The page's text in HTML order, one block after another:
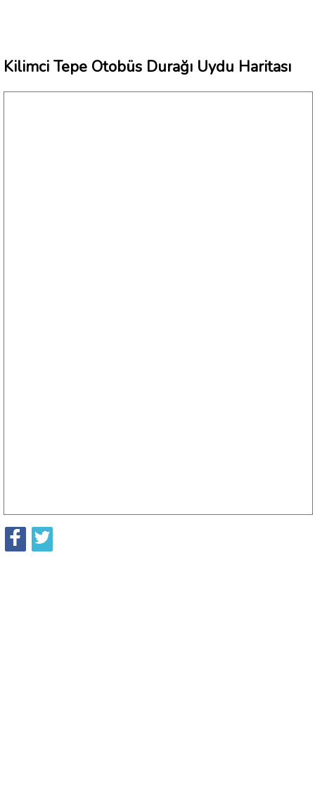
Kilimci Tepe Otobüs Durağı Uydu Haritası